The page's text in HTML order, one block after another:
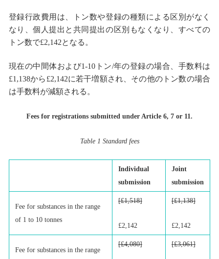
登録行政費用は、トン数や登録の種類による区別がなく
なり、個人提出と共同提出の区別もなくなり、すべての
トン数で£2,142となる。
現在の中間体および1-10トン/年の登録の場合、手数料は
£1,138から£2,142に若干増額され、その他のトン数の場合
は手数料が減額される。
Fees for registrations submitted under Article 6, 7 or 11.
Table 1 Standard fees
Individual
submission
Joint
submission
Fee for substances in the range
of 1 to 10 tonnes
[£1,518]
£2,142
[£1,138]
£2,142
Fee for substances in the range
[£4,080] [£3,061]